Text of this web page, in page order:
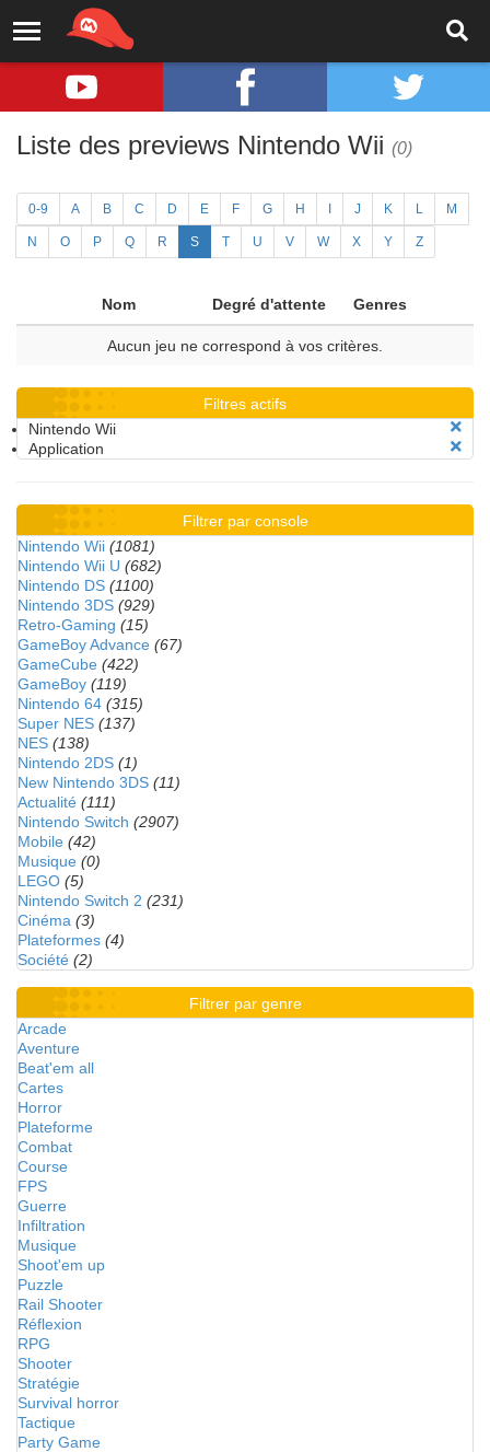
Liste des previews Nintendo Wii (0)
0-9 A B C D E F G H J K L M
N O P Q R S T U V W X Y Z
Nom Degré d'attente Genres
Aucun jeu ne correspond à vos critères.
Filtres actifs
Nintendo Wii
Application
Filtrer par console
Nintendo Wii (1081)
Nintendo Wii U (682)
Nintendo DS (1100)
Nintendo 3DS (929)
Retro-Gaming (15)
GameBoy Advance (67)
GameCube (422)
GameBoy (119)
Nintendo 64 (315)
Super NES (137)
NES (138)
Nintendo 2DS (1)
New Nintendo 3DS (11)
Actualité (111)
Nintendo Switch (2907)
Mobile (42)
Musique (0)
LEGO (5)
Nintendo Switch 2 (231)
Cinéma (3)
Plateformes (4)
Société (2)
Filtrer par genre
Arcade
Aventure
Beat'em all
Cartes
Horror
Plateforme
Combat
Course
FPS
Guerre
Infiltration
Musique
Shoot'em up
Puzzle
Rail Shooter
Réflexion
RPG
Shooter
Stratégie
Survival horror
Tactique
Party Game